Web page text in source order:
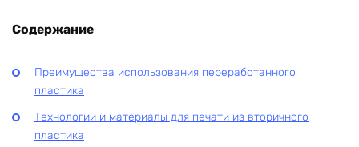
Содержание
Преимущества использования переработанного
пластика
Технологии и материалы для печати из вторичного
пластика